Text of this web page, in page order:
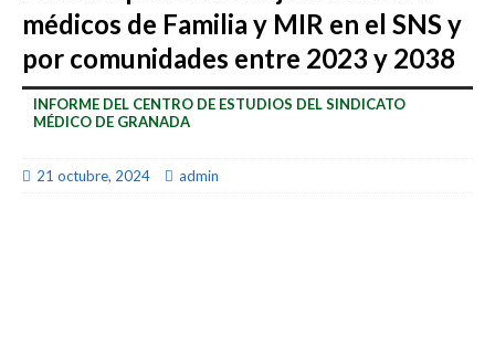
médicos de Familia y MIR en el SNS y
por comunidades entre 2023 y 2038
INFORME DEL CENTRO DE ESTUDIOS DEL SINDICATO
MÉDICO DE GRANADA
21 octubre, 2024 admin